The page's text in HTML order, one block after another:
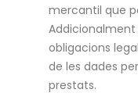
mercantil que
Addicionalment
obligacions
de les dades
prestats.